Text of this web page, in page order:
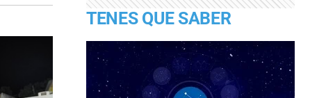
TENES QUE SABER